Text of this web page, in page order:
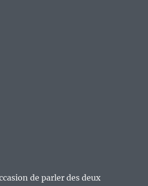
de parler des deux